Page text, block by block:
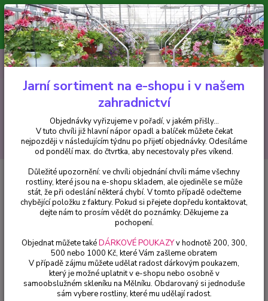
Minimální hodnota pro odeslání z e-shopu je 300 Kč.
V tuto chvíli již hlavní nápor objednávek opadl a balíček můžete čekat
nejpozději v následujícím týdnu po přijetí objednávky. Objednávky
vyřizujeme v pořadí, v jakém přišly...
CZK
Hledat
+420 602 223 614 0ks
za0 Kč
Balkónové rostliny
Surfinie purpurová - cena za kus v 3-kusovém
balení
Surfinie purpurová - cena za kus
v 3-kusovém balení
Jarní sortiment na e-shopu i v našem
zahradnictví
Objednávky vyřizujeme v pořadí, v jakém přišly...
V tuto chvíli již hlavní nápor opadl a balíček můžete čekat
nejpozději v následujícím týdnu po přijetí objednávky. Odesíláme
od pondělí max. do čtvrtka, aby necestovaly přes víkend.
Důležité upozornění: ve chvíli objednání chvíli máme všechny
rostliny, které jsou na e-shopu skladem, ale ojediněle se může
stát, že při odeslání některá chybí. V tomto případě odečteme
chybějící položku z faktury. Pokud si přejete dopředu kontaktovat,
dejte nám to prosím vědět do poznámky. Děkujeme za
pochopení.
Objednat můžete takéDÁRKOVÉ POUKAZYv hodnotě 200, 300,
500 nebo 1000 Kč, které Vám zašleme obratem
V případě zájmu můžete udělat radost dárkovým poukazem,
který je možné uplatnit v e-shopu nebo osobně v
samoobslužném skleníku na Mělníku. Obdarovaný si jednoduše
sám vybere rostliny, které mu udělají radost.